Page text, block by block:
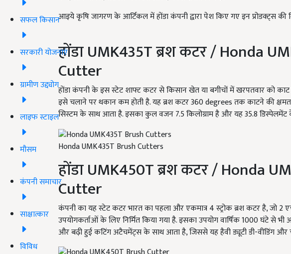
सफल किसान
सरकारी योजनाएं
ग्रामीण उद्द्योग
लाइफ स्टाइल
मौसम
कंपनी समाचार
साक्षात्कार
विविध
आइये कृषि जागरण के आर्टिकल में होंडा कंपनी द्वारा पेश किए गए इन प्रोडक्ट्स की
होंडा UMK435T ब्रश कटर / Honda
Cutter
होंडा कंपनी के इस स्टेट शाफ्ट कटर से किसान खेत या बगीचों में खरपतवार को
इसे चलाने पर थकान कम होती है. यह ब्रश कटर 360 degrees तक काटने की
सिस्टम के साथ आता है. इसका कुल वजन 7.5 किलोग्राम है और यह35.8
Honda UMK435T Brush Cutters
होंडा UMK450T ब्रश कटर / Honda
Cutter
कंपनी का यह स्टेट कटर भारत का पहला और एकमात्र 4 स्ट्रोक ब्रश कटर है, जो 2
उपयोगकर्ताओं के लिए निर्मित किया गया है. इसका उपयोग वार्षिक 1000 घंटे से
और बढ़ी हुई कटिंग अटैचमेंट्स के साथ आता है, जिससे यह हैवी ड्यूटी डी-वीडिंग और